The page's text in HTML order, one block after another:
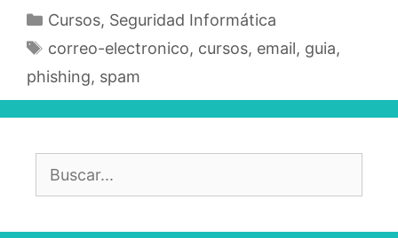
Categorías
Cursos, Seguridad Informática
Etiquetas
correo-electronico, cursos, email, guia,
phishing, spam